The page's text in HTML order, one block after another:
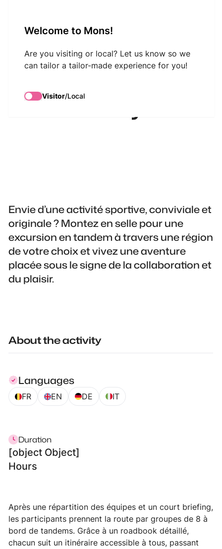
Welcome to Mons!
Are you visiting or local? Let us know so we
can tailor a tailor-made experience for you!
Visitor/Local
Ecco La Luna -
Tandem Rallye
Envie d’une activité sportive, conviviale et
originale ? Montez en selle pour une
excursion en tandem à travers une région
de votre choix et vivez une aventure
placée sous le signe de la collaboration et
du plaisir.
About the activity
Languages
FR EN DE IT
Duration
[object Object]
Hours
Après une répartition des équipes et un court briefing,
les participants prennent la route par groupes de 8 à
bord de tandems. Grâce à un roadbook détaillé,
chacun suit un itinéraire accessible à tous, passant